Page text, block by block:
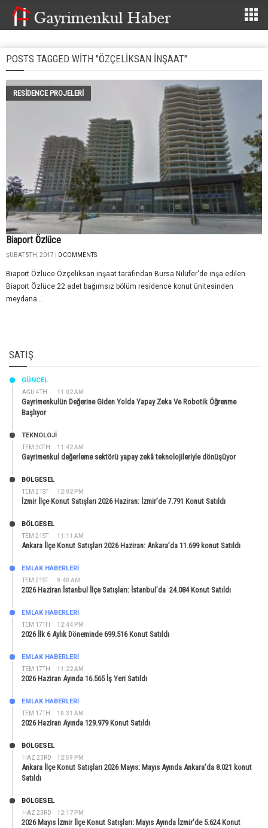
POSTS TAGGED WITH "ÖZÇELIKSAN INŞAAT"
RESIDENCE PROJELERI
Biaport Özlüce
ŞUBAT 5TH, 2017 | 0 COMMENTS
Biaport Özlüce Özçeliksan inşaat tarafından Bursa Nilüfer'de inşa edilen
Biaport Özlüce 22 adet bağımsız bölüm residence konut ünitesinden
meydana...
SATIŞ
AĞU 4TH 11:02 AM
GÜNCEL
Gayrimenkulün Değerine Giden Yolda Yapay Zeka Ve Robotik Öğrenme
Başlıyor
TEM 30TH 11:42 AM
TEKNOLOJİ
Gayrimenkul değerleme sektörü yapay zekâ teknolojileriyle dönüşüyor
TEM 21ST 12:02 PM
BÖLGESEL
İzmir İlçe Konut Satışları 2026 Haziran: İzmir’de 7.791 Konut Satıldı
TEM 21ST 11:11 AM
BÖLGESEL
Ankara İlçe Konut Satışları 2026 Haziran: Ankara’da 11.699 konut Satıldı
TEM 21ST 9:40 AM
EMLAK HABERLERI
2026 Haziran İstanbul İlçe Satışları: İstanbul’da 24.084 Konut Satıldı
TEM 17TH 12:44 PM
EMLAK HABERLERI
2026 İlk 6 Aylık Döneminde 699.516 Konut Satıldı
TEM 17TH 11:22 AM
EMLAK HABERLERI
2026 Haziran Ayında 16.565 İş Yeri Satıldı
TEM 17TH 10:31 AM
EMLAK HABERLERI
2026 Haziran Ayında 129.979 Konut Satıldı
HAZ 23RD 12:59 PM
BÖLGESEL
Ankara İlçe Konut Satışları 2026 Mayıs: Mayıs Ayında Ankara’da 8.021 konut
Satıldı
HAZ 23RD 12:17 PM
BÖLGESEL
2026 Mayıs İzmir İlçe Konut Satışları: Mayıs Ayında İzmir’de 5.624 Konut